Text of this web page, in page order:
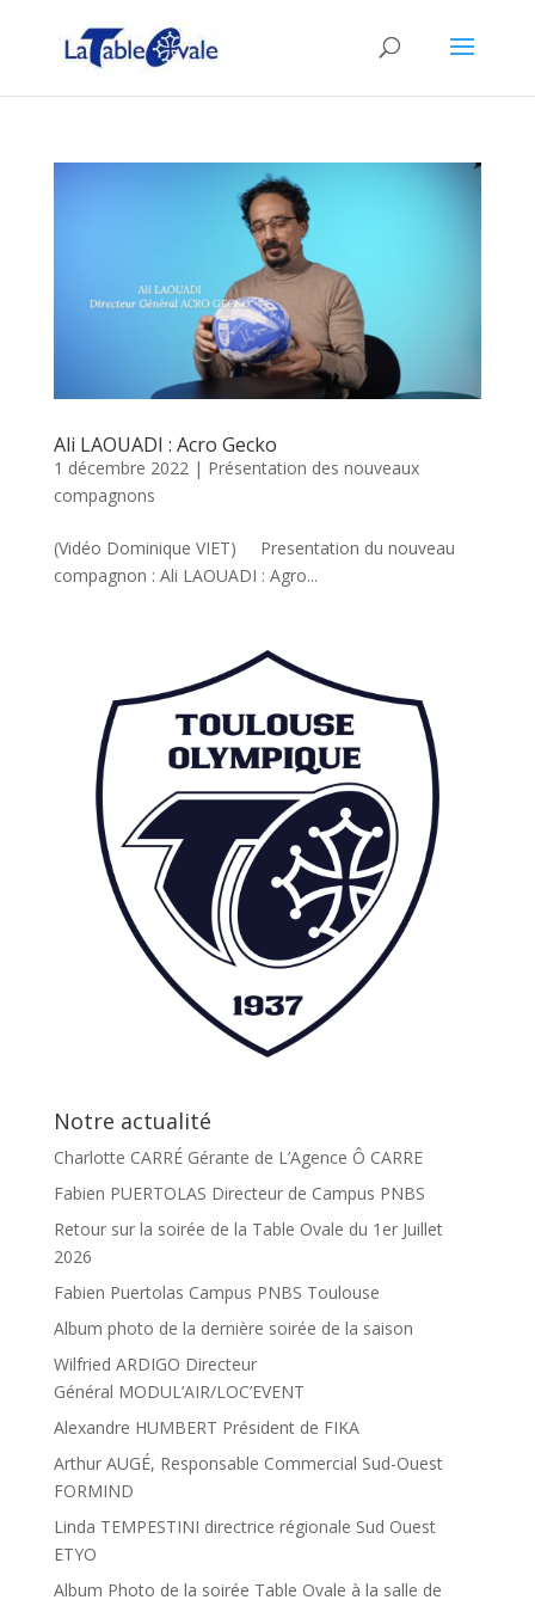
Ali LAOUADI : Acro Gecko
1 décembre 2022| Présentation des nouveaux
compagnons
(Vidéo Dominique VIET) Presentation du nouveau
compagnon : Ali LAOUADI : Agro...
Notre actualité
Charlotte CARRÉ Gérante de L’Agence Ô CARRE
Fabien PUERTOLAS Directeur de Campus PNBS
Retour sur la soirée de la Table Ovale du 1er Juillet
2026
Fabien Puertolas Campus PNBS Toulouse
Album photo de la dernière soirée de la saison
Wilfried ARDIGO Directeur
Général MODUL’AIR/LOC’EVENT
Alexandre HUMBERT Président de FIKA
Arthur AUGÉ, Responsable Commercial Sud-Ouest
FORMIND
Linda TEMPESTINI directrice régionale Sud Ouest
ETYO
Album Photo de la soirée Table Ovale à la salle de